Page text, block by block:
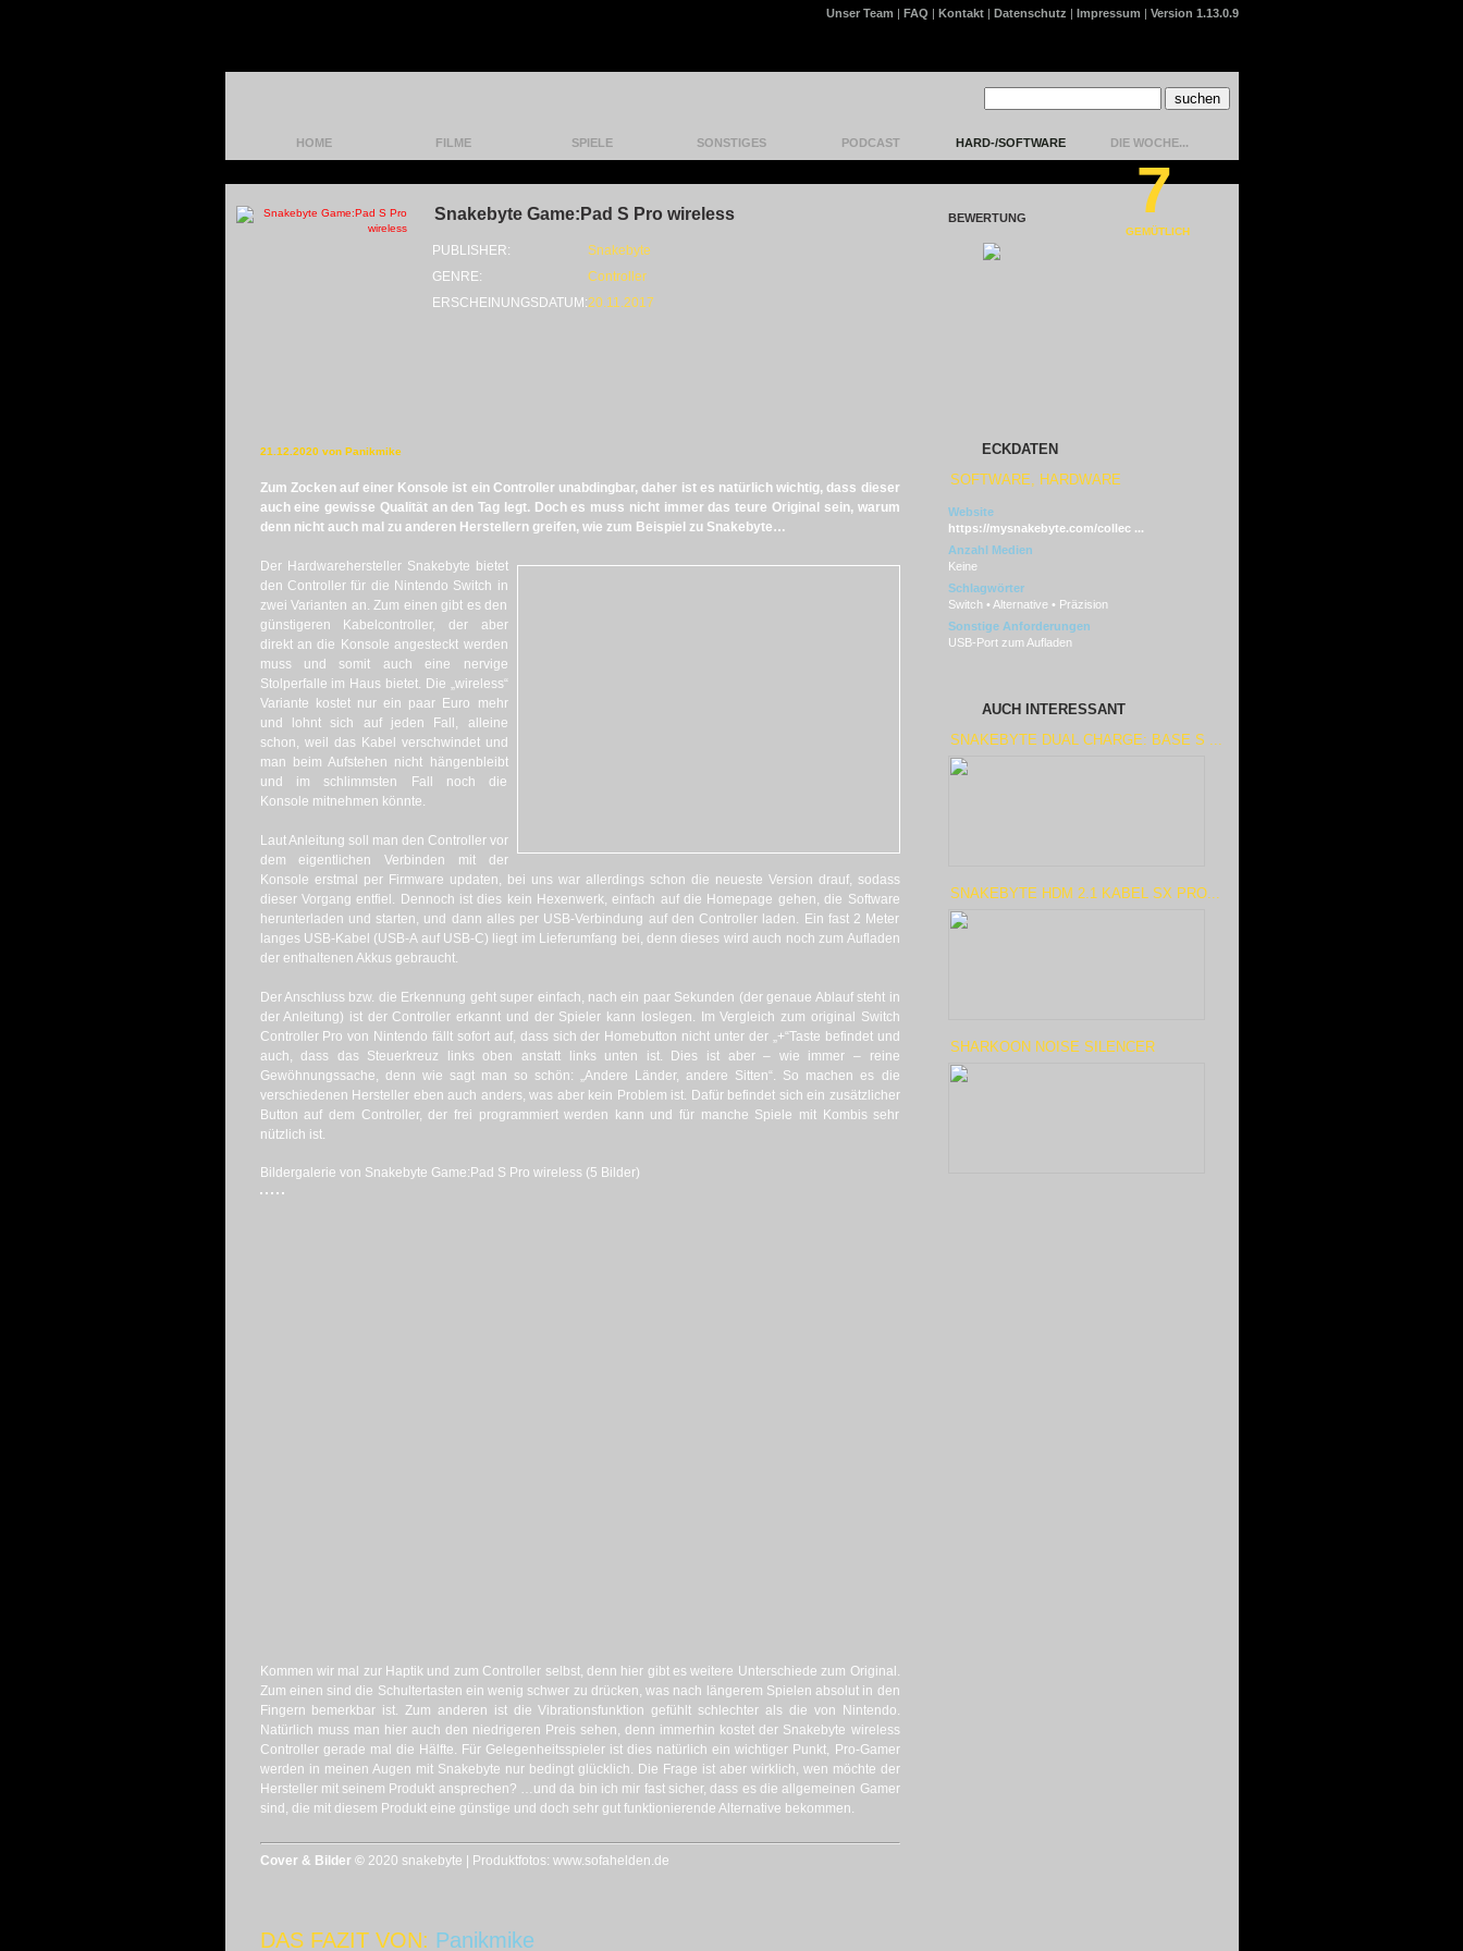
Unser Team | FAQ | Kontakt| Datenschutz | Impressum | Version 1.13.0.9
HOME FILME SPIELE SONSTIGES PODCAST HARD-/SOFTWARE DIE WOCHE...
Snakebyte Game:Pad S Pro wireless
PUBLISHER:
Snakebyte
GENRE:
Controller
ERSCHEINUNGSDATUM:20.11.2017
BEWERTUNG 7
GEMÜTLICH
21.12.2020 von Panikmike
Zum Zocken auf einer Konsole ist ein Controller unabdingbar, daher ist es natürlich wichtig, dass dieser
auch eine gewisse Qualität an den Tag legt. Doch es muss nicht immer das teure Original sein, warum
denn nicht auch mal zu anderen Herstellern greifen, wie zum Beispiel zu Snakebyte…
Der Hardwarehersteller Snakebyte bietet
den Controller für die Nintendo Switch in
zwei Varianten an. Zum einen gibt es den
günstigeren Kabelcontroller, der aber
direkt an die Konsole angesteckt werden
muss und somit auch eine nervige
Stolperfalle im Haus bietet. Die „wireless“
Variante kostet nur ein paar Euro mehr
und lohnt sich auf jeden Fall, alleine
schon, weil das Kabel verschwindet und
man beim Aufstehen nicht hängenbleibt
und im schlimmsten Fall noch die
Konsole mitnehmen könnte.
Laut Anleitung soll man den Controller vor
dem eigentlichen Verbinden mit der
Konsole erstmal per Firmware updaten, bei uns war allerdings schon die neueste Version drauf, sodass
dieser Vorgang entfiel. Dennoch ist dies kein Hexenwerk, einfach auf die Homepage gehen, die Software
herunterladen und starten, und dann alles per USB-Verbindung auf den Controller laden. Ein fast 2 Meter
langes USB-Kabel (USB-A auf USB-C) liegt im Lieferumfang bei, denn dieses wird auch noch zum Aufladen
der enthaltenen Akkus gebraucht.
Der Anschluss bzw. die Erkennung geht super einfach, nach ein paar Sekunden (der genaue Ablauf steht in
der Anleitung) ist der Controller erkannt und der Spieler kann loslegen. Im Vergleich zum original Switch
Controller Pro von Nintendo fällt sofort auf, dass sich der Homebutton nicht unter der „+“Taste befindet und
auch, dass das Steuerkreuz links oben anstatt links unten ist. Dies ist aber – wie immer – reine
Gewöhnungssache, denn wie sagt man so schön: „Andere Länder, andere Sitten“. So machen es die
verschiedenen Hersteller eben auch anders, was aber kein Problem ist. Dafür befindet sich ein zusätzlicher
Button auf dem Controller, der frei programmiert werden kann und für manche Spiele mit Kombis sehr
nützlich ist.
Bildergalerie von Snakebyte Game:Pad S Pro wireless (5 Bilder)
Kommen wir mal zur Haptik und zum Controller selbst, denn hier gibt es weitere Unterschiede zum Original.
Zum einen sind die Schultertasten ein wenig schwer zu drücken, was nach längerem Spielen absolut in den
Fingern bemerkbar ist. Zum anderen ist die Vibrationsfunktion gefühlt schlechter als die von Nintendo.
Natürlich muss man hier auch den niedrigeren Preis sehen, denn immerhin kostet der Snakebyte wireless
Controller gerade mal die Hälfte. Für Gelegenheitsspieler ist dies natürlich ein wichtiger Punkt, Pro-Gamer
werden in meinen Augen mit Snakebyte nur bedingt glücklich. Die Frage ist aber wirklich, wen möchte der
Hersteller mit seinem Produkt ansprechen? …und da bin ich mir fast sicher, dass es die allgemeinen Gamer
sind, die mit diesem Produkt eine günstige und doch sehr gut funktionierende Alternative bekommen.
Cover & Bilder © 2020 snakebyte | Produktfotos: www.sofahelden.de
DAS FAZIT VON: Panikmike
ECKDATEN
SOFTWARE, HARDWARE
Website
https://mysnakebyte.com/collec ...
Anzahl Medien
Keine
Schlagwörter
Switch • Alternative • Präzision
Sonstige Anforderungen
USB-Port zum Aufladen
AUCH INTERESSANT
SNAKEBYTE DUAL CHARGE: BASE S ...
SNAKEBYTE HDM 2.1 KABEL SX PRO...
SHARKOON NOISE SILENCER